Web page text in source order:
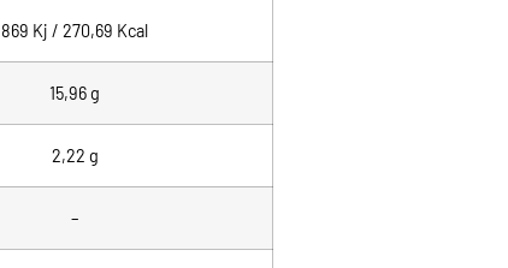
869 Kj / 270,69 Kcal
15,96g
2,22 g
–